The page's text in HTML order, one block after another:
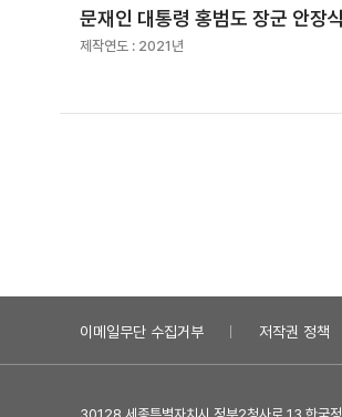
문재인 대통령 홍범도 장군 안장식
제작연도 : 2021년
이메일무단 수집거부 저작권 정책